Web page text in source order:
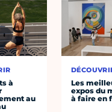
à
au
Les
expos du
à faire en